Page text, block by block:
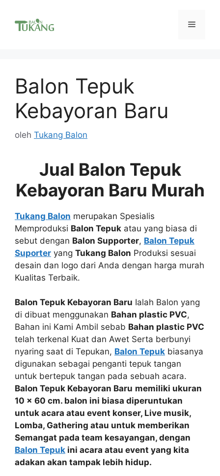
Menu
Balon Tepuk
Kebayoran Baru
oleh Tukang Balon
Jual Balon Tepuk
Kebayoran Baru Murah
Tukang Balon merupakan Spesialis
Memproduksi Balon Tepuk atau yang biasa di
sebut dengan Balon Supporter, Balon Tepuk
Suporter yang Tukang Balon Produksi sesuai
desain dan logo dari Anda dengan harga murah
Kualitas Terbaik.
Balon Tepuk Kebayoran Baru Ialah Balon yang
di dibuat menggunakan Bahan plastic PVC,
Bahan ini Kami Ambil sebab Bahan plastic PVC
telah terkenal Kuat dan Awet Serta berbunyi
nyaring saat di Tepukan, Balon Tepuk biasanya
digunakan sebagai penganti tepuk tangan
untuk bertepuk tangan pada sebuah acara.
Balon Tepuk Kebayoran Baru memiliki ukuran
10 x 60 cm. balon ini biasa diperuntukan
untuk acara atau event konser, Live musik,
Lomba, Gathering atau untuk memberikan
Semangat pada team kesayangan, dengan
Balon Tepuk ini acara atau event yang kita
adakan akan tampak lebih hidup.